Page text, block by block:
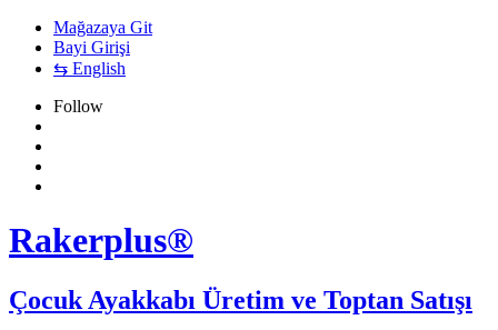
Mağazaya Git
Bayi Girişi
⇆ English
Follow
Rakerplus®
Çocuk Ayakkabı Üretim ve Toptan Satışı